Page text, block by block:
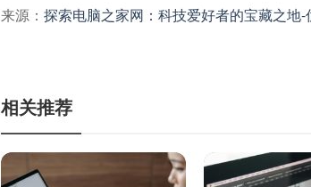
来源： 探索电脑之家网：科技爱好者的宝藏之地
相关推荐